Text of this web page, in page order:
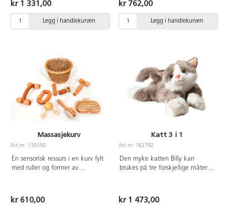
Av polyester. Håndvaskes. PVC-
kr 1 331,00
Legg i handlekurven
man går på steinene, stimuleres
fotsålen med de myke
"tornene". Mål: D9xH5,5 cm.
kr 762,00
Legg i handlekurven
Massasjekurv
Art.nr: 130350
En sensorisk ressurs i en kurv fylt
med ruller og former av
utvikle den emosjonelle sansen.
kr 610,00
Katt 3 i 1
Art.nr: 162792
Den myke katten Billy kan
brukes på tre forskjellige måter:
som en levende katt – spesielt
når varmeputen varmes opp og
kr 1 473,00